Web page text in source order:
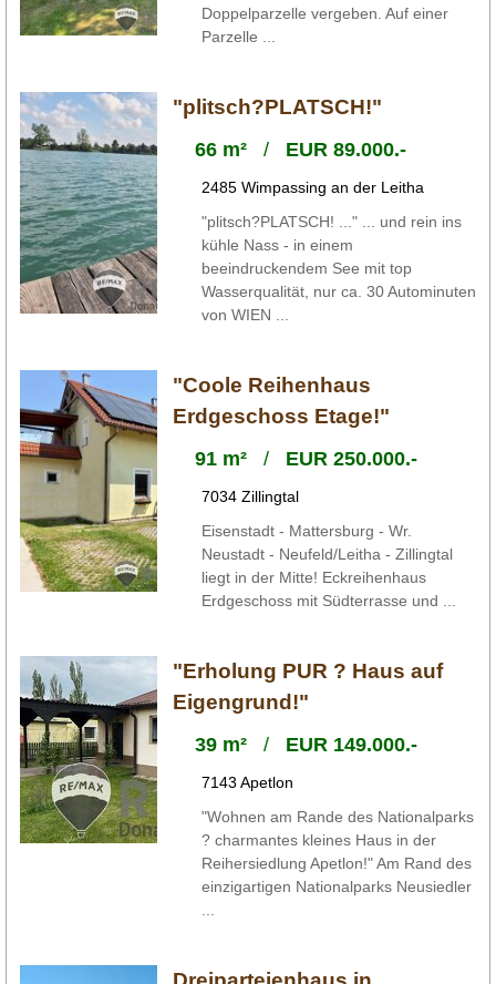
Doppelparzelle vergeben. Auf einer
Parzelle ...
"plitsch?PLATSCH!"
66 m²/ EUR 89.000.-
2485 Wimpassing an der Leitha
"plitsch?PLATSCH! ..." ... und rein ins
kühle Nass - in einem
beeindruckendem See mit top
Wasserqualität, nur ca. 30 Autominuten
von WIEN ...
"Coole Reihenhaus
Erdgeschoss Etage!"
91 m²/ EUR 250.000.-
7034 Zillingtal
Eisenstadt - Mattersburg - Wr.
Neustadt - Neufeld/Leitha - Zillingtal
liegt in der Mitte! Eckreihenhaus
Erdgeschoss mit Südterrasse und ...
"Erholung PUR ? Haus auf
Eigengrund!"
39 m²/ EUR 149.000.-
7143 Apetlon
"Wohnen am Rande des Nationalparks
? charmantes kleines Haus in der
Reihersiedlung Apetlon!" Am Rand des
einzigartigen Nationalparks Neusiedler